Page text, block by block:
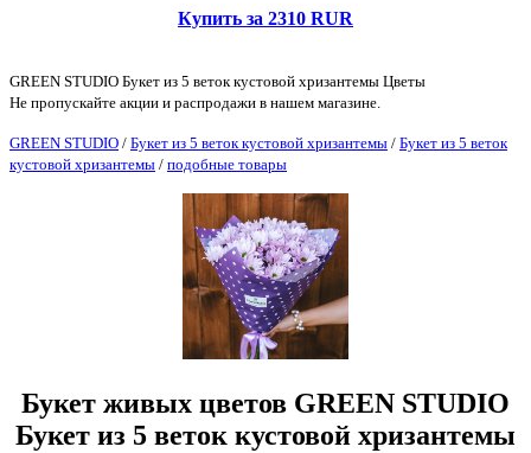
Купить за 2310 RUR
GREEN STUDIO Букет из 5 веток кустовой хризантемы Цветы
Не пропускайте акции и распродажи в нашем магазине.
GREEN STUDIO / Букет из 5 веток кустовой хризантемы / Букет из 5 веток
кустовой хризантемы / подобные товары
Букет живых цветов GREEN STUDIO
Букет из 5 веток кустовой хризантемы